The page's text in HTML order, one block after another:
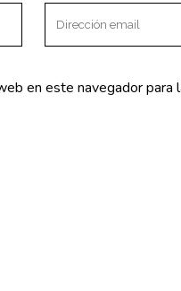
SERVICIOS
Fisioterapia
Suelo Pélvico
en este navegador para